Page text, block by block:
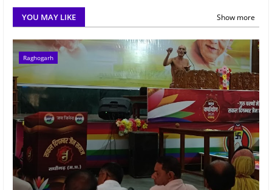
YOU MAY LIKE Show more
Raghogarh